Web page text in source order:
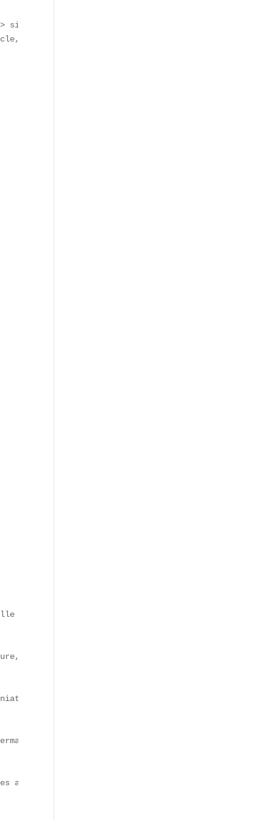
siècle.
renommé pour la qualité des produits frais.
et **innovation en cuisine française**.
dressage minimaliste) et jouent sur les
pâtisserie** séduisent les gourmands soucieux
des-Prés), ainsi qu’aux Galeries Lafayette Le
avant-gardistes.